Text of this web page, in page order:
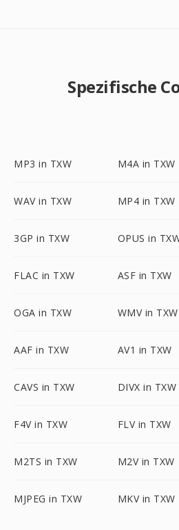
Spezifische
MP3 in TXW M4A in TXW
WAV in TXW MP4 in TXW
3GP in TXW OPUS in
FLAC in TXW ASF in TXW
OGA in TXW WMV in TXW
AAF in TXW AV1 in TXW
CAVS in TXW DIVX in TXW
F4V in TXW FLV in TXW
M2TS in TXW M2V in TXW
MJPEG in TXW MKV in TXW